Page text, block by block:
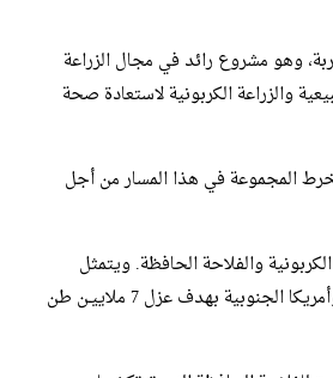
وهو مشروع رائد في مجال الزراعة
والزراعة الكربونية لاستعادة صحة
المجموعة في هذا المسار من أجل
برامج الزراعة الكربونية والفلاحة الحافظة. ويتمثل
الطموح بحلول سنة 2030 في تغطية 6 ملايين هكتار في إفريقيا وأمريكا الجنوبية بهدف عزل 7 ملاييـن طن